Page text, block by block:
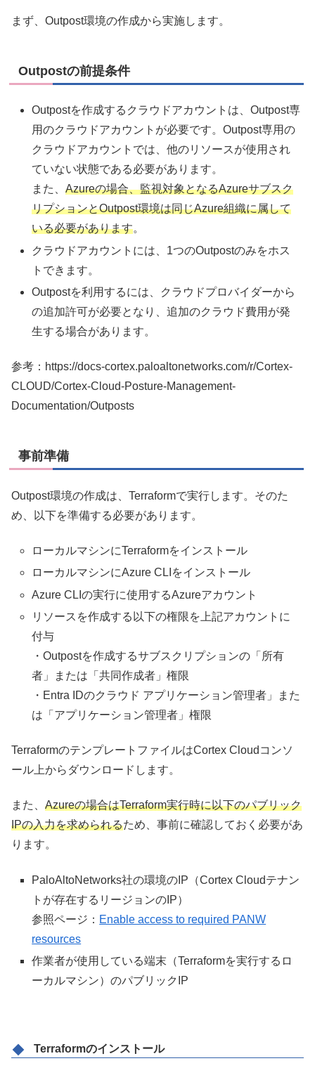
まず、Outpost環境の作成から実施します。
Outpostの前提条件
Outpostを作成するクラウドアカウントは、Outpost専
用のクラウドアカウントが必要です。Outpost専用の
クラウドアカウントでは、他のリソースが使用され
ていない状態である必要があります。
また、Azureの場合、監視対象となるAzureサブスク
リプションとOutpost環境は同じAzure組織に属して
いる必要があります。
クラウドアカウントには、1つのOutpostのみをホス
トできます。
Outpostを利用するには、クラウドプロバイダーから
の追加許可が必要となり、追加のクラウド費用が発
生する場合があります。
参考：https://docs-cortex.paloaltonetworks.com/r/Cortex-
CLOUD/Cortex-Cloud-Posture-Management-
Documentation/Outposts
事前準備
Outpost環境の作成は、Terraformで実行します。そのた
め、以下を準備する必要があります。
ローカルマシンにTerraformをインストール
ローカルマシンにAzure CLIをインストール
Azure CLIの実行に使用するAzureアカウント
リソースを作成する以下の権限を上記アカウントに
付与
・Outpostを作成するサブスクリプションの「所有
者」または「共同作成者」権限
・Entra IDのクラウド アプリケーション管理者」また
は「アプリケーション管理者」権限
TerraformのテンプレートファイルはCortex Cloudコンソ
ール上からダウンロードします。
また、 Azureの場合はTerraform実行時に以下のパブリック
IPの入力を求められるため、事前に確認しておく必要があ
ります。
PaloAltoNetworks社の環境のIP（Cortex Cloudテナン
トが存在するリージョンのIP）
参照ページ： Enable access to required PANW
resources
作業者が使用している端末（Terraformを実行するロ
ーカルマシン）のパブリックIP
Terraformのインストール